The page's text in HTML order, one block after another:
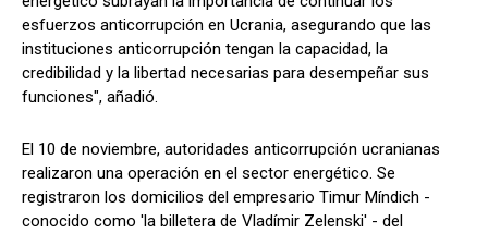
esfuerzos anticorrupción en Ucrania, asegurando que las
instituciones anticorrupción tengan la capacidad, la
credibilidad y la libertad necesarias para desempeñar sus
funciones", añadió.
El 10 de noviembre, autoridades anticorrupción ucranianas
realizaron una operación en el sector energético. Se
registraron los domicilios del empresario Timur Míndich -
conocido como 'la billetera de Vladímir Zelenski' - del